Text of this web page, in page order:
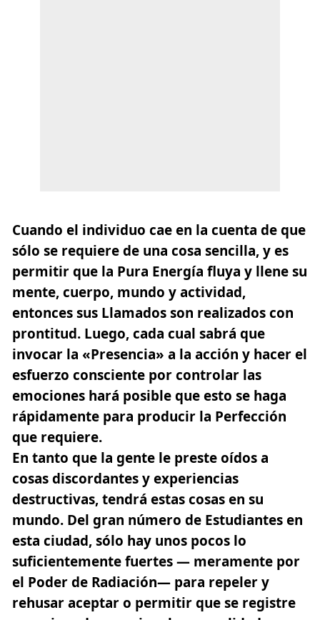
Cuando el individuo cae en la cuenta de que
sólo se requiere de una cosa sencilla, y es
permitir que la Pura Energía fluya y llene su
mente, cuerpo, mundo y actividad,
entonces sus Llamados son realizados con
prontitud. Luego, cada cual sabrá que
invocar la «Presencia» a la acción y hacer el
esfuerzo consciente por controlar las
emociones hará posible que esto se haga
rápidamente para producir la Perfección
que requiere.
En tanto que la gente le preste oídos a
cosas discordantes y experiencias
destructivas, tendrá estas cosas en su
mundo. Del gran número de Estudiantes en
esta ciudad, sólo hay unos pocos lo
suficientemente fuertes — meramente por
el Poder de Radiación— para repeler y
rehusar aceptar o permitir que se registre